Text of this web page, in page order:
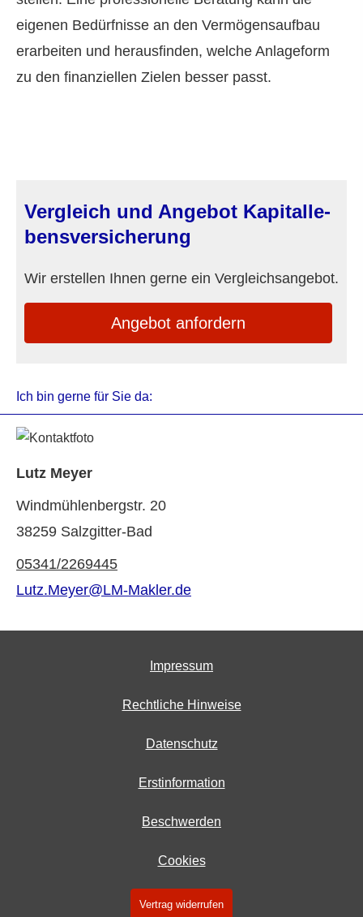
eigenen Bedürfnisse an den Vermögensaufbau
erarbeiten und herausfinden, welche Anlageform
zu den finanziellen Zielen besser passt.
Vergleich und Angebot Ka­pi­tal­le­
bens­ver­si­che­rung
Wir erstellen Ihnen gerne ein Vergleichsangebot.
An­ge­bot an­for­dern
Ich bin gerne für Sie da:
Lutz Meyer
Windmühlenbergstr. 20
38259 Salzgitter-Bad
05341/2269445
Lutz.Meyer@LM-Makler.de
Impressum
Rechtliche Hinweise
Datenschutz
Erstinformation
Beschwerden
Cookies
Vertrag widerrufen